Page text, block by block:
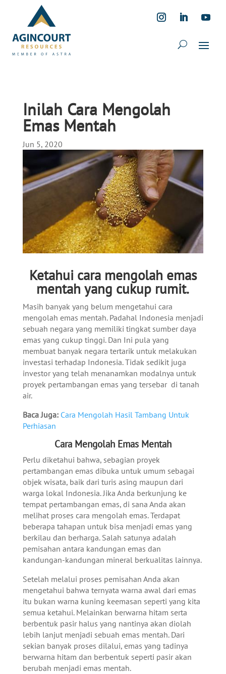
Inilah Cara Mengolah
Emas Mentah
Jun 5, 2020
Ketahui cara mengolah emas
mentah yang cukup rumit.
Masih banyak yang belum mengetahui cara
mengolah emas mentah. Padahal Indonesia menjadi
sebuah negara yang memiliki tingkat sumber daya
emas yang cukup tinggi. Dan Ini pula yang
membuat banyak negara tertarik untuk melakukan
investasi terhadap Indonesia. Tidak sedikit juga
investor yang telah menanamkan modalnya untuk
proyek pertambangan emas yang tersebar di tanah
air.
Baca Juga: Cara Mengolah Hasil Tambang Untuk
Perhiasan
Cara Mengolah Emas Mentah
Perlu diketahui bahwa, sebagian proyek
pertambangan emas dibuka untuk umum sebagai
objek wisata, baik dari turis asing maupun dari
warga lokal Indonesia. Jika Anda berkunjung ke
tempat pertambangan emas, di sana Anda akan
melihat proses cara mengolah emas. Terdapat
beberapa tahapan untuk bisa menjadi emas yang
berkilau dan berharga.Salah satunya adalah
pemisahan antara kandungan emas dan
kandungan-kandungan mineral berkualitas lainnya.
Setelah melalui proses pemisahan Anda akan
mengetahui bahwa ternyata warna awal dari emas
itu bukan warna kuning keemasan seperti yang kita
semua ketahui. Melainkan berwarna hitam serta
berbentuk pasir halus yang nantinya akan diolah
lebih lanjut menjadi sebuah emas mentah. Dari
sekian banyak proses dilalui, emas yang tadinya
berwarna hitam dan berbentuk seperti pasir akan
berubah menjadi emas mentah.